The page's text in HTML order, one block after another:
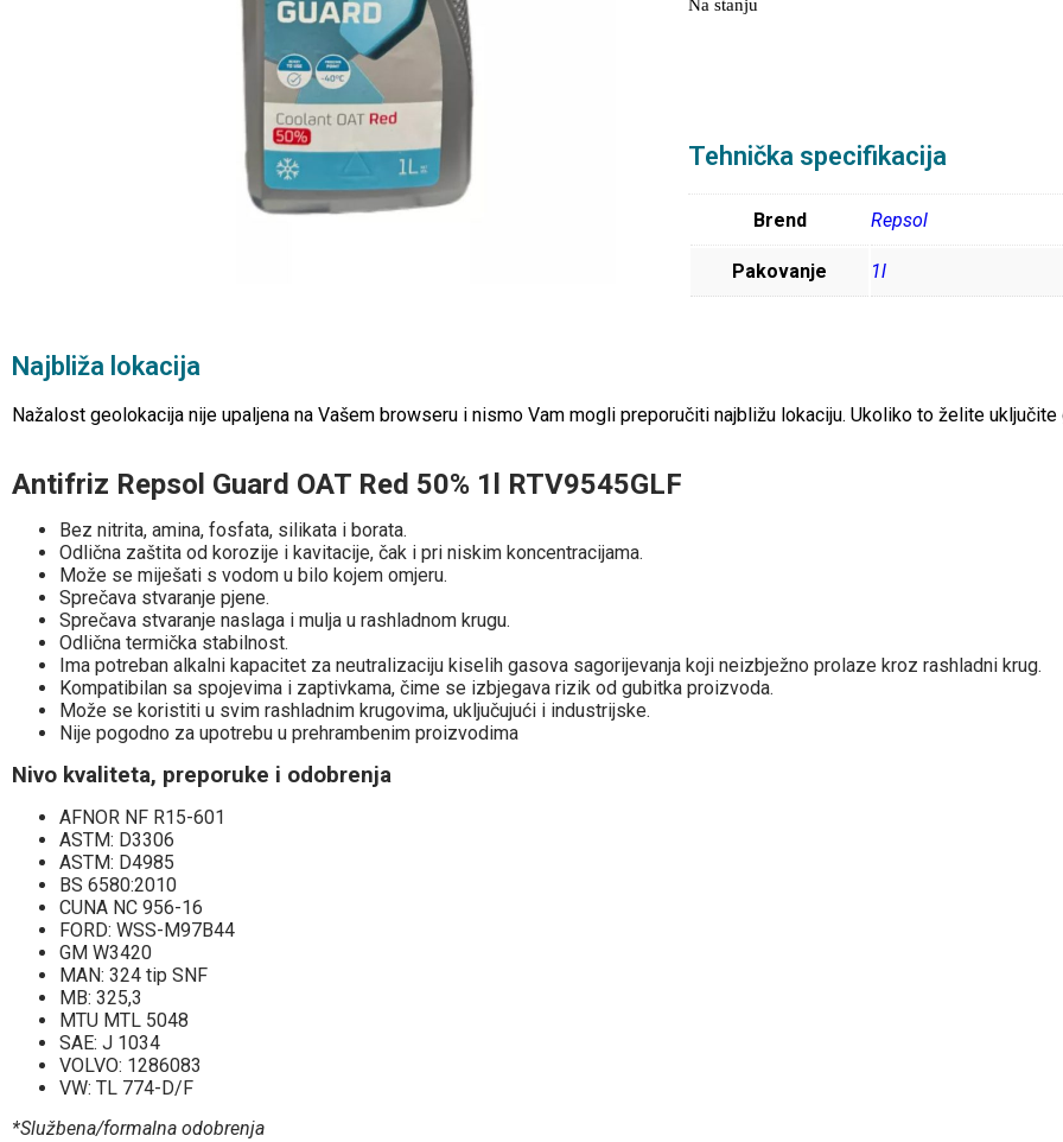
Na stanju
Tehnička specifikacija
Brend Repsol
Pakovanje 1l
Najbliža lokacija
Nažalost geolokacija nije upaljena na Vašem browseru i nismo Vam mogli preporučiti najbližu lokaciju. Ukoliko to želite uključite
Antifriz Repsol Guard OAT Red 50% 1l RTV9545GLF
Bez nitrita, amina, fosfata, silikata i borata.
Odlična zaštita od korozije i kavitacije, čak i pri niskim koncentracijama.
Može se miješati s vodom u bilo kojem omjeru.
Sprečava stvaranje pjene.
Sprečava stvaranje naslaga i mulja u rashladnom krugu.
Odlična termička stabilnost.
Ima potreban alkalni kapacitet za neutralizaciju kiselih gasova sagorijevanja koji neizbježno prolaze kroz rashladni krug.
Kompatibilan sa spojevima i zaptivkama, čime se izbjegava rizik od gubitka proizvoda.
Može se koristiti u svim rashladnim krugovima, uključujući i industrijske.
Nije pogodno za upotrebu u prehrambenim proizvodima
Nivo kvaliteta, preporuke i odobrenja
AFNOR NF R15-601
ASTM: D3306
ASTM: D4985
BS 6580:2010
CUNA NC 956-16
FORD: WSS-M97B44
GM W3420
MAN: 324 tip SNF
MB: 325,3
MTU MTL 5048
SAE: J 1034
VOLVO: 1286083
VW: TL 774-D/F
*Službena/formalna odobrenja